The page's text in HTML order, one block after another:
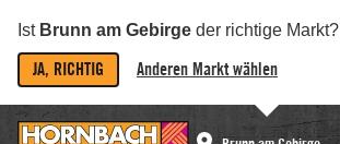
Ist Brunn am Gebirge der richtige Markt?
JA, RICHTIG Anderen Markt wählen